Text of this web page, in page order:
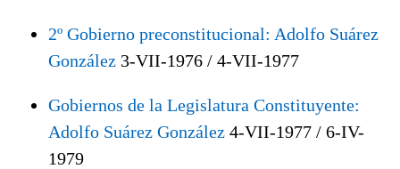
2º Gobierno preconstitucional: Adolfo Suárez
González 3-VII-1976 / 4-VII-1977
Gobiernos de la Legislatura Constituyente:
Adolfo Suárez González 4-VII-1977 / 6-IV-
1979